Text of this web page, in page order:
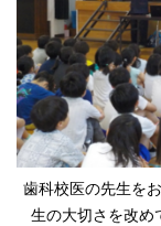
歯科校医の先生を
生の大切さを改め